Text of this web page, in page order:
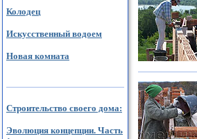
Колодец
Искусственный водоем
Новая комната
Строительство своего дома:
Эволюция концепции. Часть